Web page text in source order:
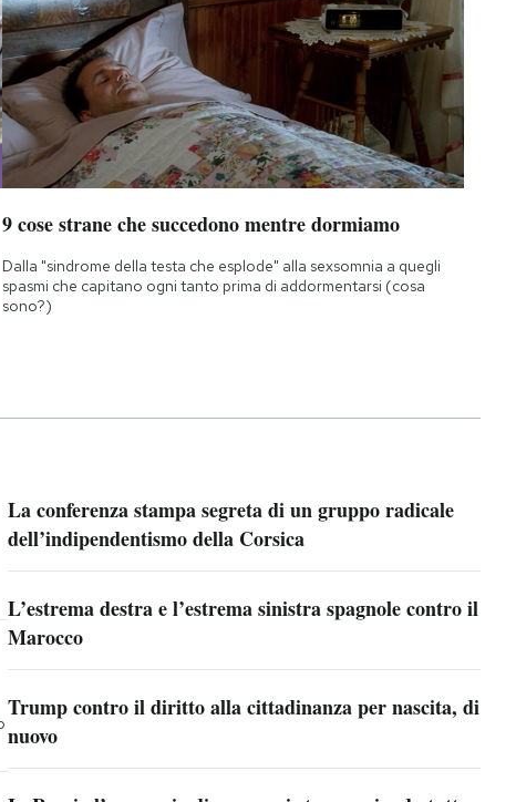
9 cose strane che succedono mentre dormiamo
Dalla "sindrome della testa che esplode" alla sexsomnia a quegli
spasmi che capitano ogni tanto prima di addormentarsi (cosa
sono?)
La conferenza stampa segreta di un gruppo radicale
dell’indipendentismo della Corsica
L’estrema destra e l’estrema sinistra spagnole contro il
Marocco
Trump contro il diritto alla cittadinanza per nascita, di
nuovo